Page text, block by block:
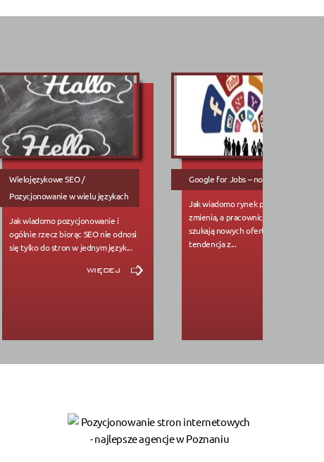
Wielojęzykowe SEO /
Pozycjonowanie w wielu językach
Jak wiadomo pozycjonowanie i
ogólnie rzecz biorąc SEO nie odnosi
się tylko do stron w jednym język...
więcej
Google for Jobs – nowa inicjatywa
Jak wiadomo rynek pracy ciągle się
zmienia, a pracownicy co jakiś czas
szukają nowych ofert pracy,
tendencja z...